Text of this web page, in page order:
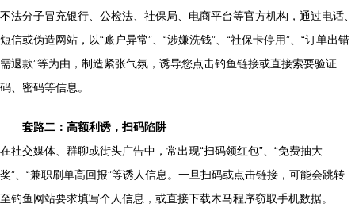
不法分子冒充银行、公检法、社保局、电商平台等官方机构，通过电话、
短信或伪造网站，以“账户异常”、“涉嫌洗钱”、“社保卡停用”、“订单出错
需退款”等为由，制造紧张气氛，诱导您点击钓鱼链接或直接索要验证
码、密码等信息。
套路二：高额利诱，扫码陷阱
在社交媒体、群聊或街头广告中，常出现“扫码领红包”、“免费抽大
奖”、“兼职刷单高回报”等诱人信息。一旦扫码或点击链接，可能会跳转
至钓鱼网站要求填写个人信息，或直接下载木马程序窃取手机数据。